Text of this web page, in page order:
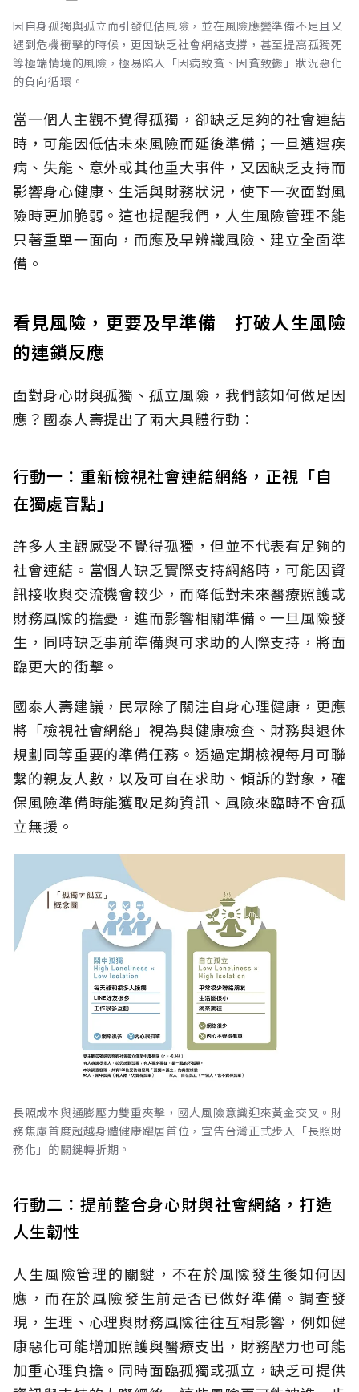
因自身孤獨與孤立而引發低估風險，並在風險應變準備不足且又
遇到危機衝擊的時候，更因缺乏社會網絡支撐，甚至提高孤獨死
等極端情境的風險，極易陷入「因病致貧、因貧致鬱」狀況惡化
的負向循環。
當一個人主觀不覺得孤獨，卻缺乏足夠的社會連結
時，可能因低估未來風險而延後準備；一旦遭遇疾
病、失能、意外或其他重大事件，又因缺乏支持而
影響身心健康、生活與財務狀況，使下一次面對風
險時更加脆弱。這也提醒我們，人生風險管理不能
只著重單一面向，而應及早辨識風險、建立全面準
備。
看見風險，更要及早準備 打破人生風險
的連鎖反應
面對身心財與孤獨、孤立風險，我們該如何做足因
應？國泰人壽提出了兩大具體行動：
行動一：重新檢視社會連結網絡，正視「自
在獨處盲點」
許多人主觀感受不覺得孤獨，但並不代表有足夠的
社會連結。當個人缺乏實際支持網絡時，可能因資
訊接收與交流機會較少，而降低對未來醫療照護或
財務風險的擔憂，進而影響相關準備。一旦風險發
生，同時缺乏事前準備與可求助的人際支持，將面
臨更大的衝擊。
國泰人壽建議，民眾除了關注自身心理健康，更應
將「檢視社會網絡」視為與健康檢查、財務與退休
規劃同等重要的準備任務。透過定期檢視每月可聯
繫的親友人數，以及可自在求助、傾訴的對象，確
保風險準備時能獲取足夠資訊、風險來臨時不會孤
立無援。
長照成本與通膨壓力雙重夾擊，國人風險意識迎來黃金交叉。財
務焦慮首度超越身體健康躍居首位，宣告台灣正式步入「長照財
務化」的關鍵轉折期。
行動二：提前整合身心財與社會網絡，打造
人生韌性
人生風險管理的關鍵，不在於風險發生後如何因
應，而在於風險發生前是否已做好準備。調查發
現，生理、心理與財務風險往往互相影響，例如健
康惡化可能增加照護與醫療支出，財務壓力也可能
加重心理負擔。同時面臨孤獨或孤立，缺乏可提供